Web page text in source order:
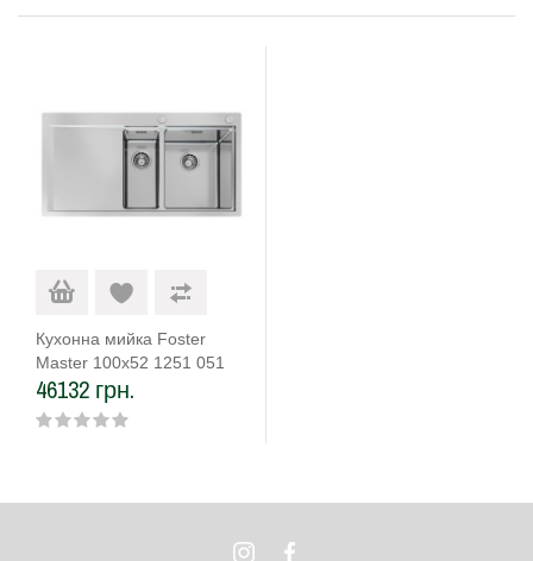
Кухонна мийка Foster
Master 100х52 1251 051
RH
46132 грн.